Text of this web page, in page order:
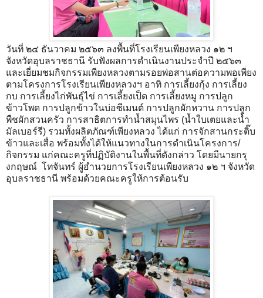
วันที่ ๒๔ ธันวาคม ๒๕๖๓ ลงพื้นที่โรงเรียนเพียงหลวง ๑๒ ฯ
จังหวัดอุบลราชธานี รับฟังผลการดำเนินงานประจำปี ๒๕๖๓
และเยี่ยมชมกิจกรรมเพียงหลวงตามรอยพ่อสานต่อความพอเพียง
ตามโครงการโรงเรียนเพียงหลวงฯ อาทิ การเลี้ยงกุ้ง การเลี้ยง
กบ การเลี้ยงไก่พันธุ์ไข่ การเลี้ยงเป็ด การเลี้ยงหมู การปลูก
ข้าวโพด การปลูกข้าวในบ่อซีเมนต์ การปลูกผักหวาน การปลูก
พืชผักสวนครัว การสาธิตการทำน้ำสมุนไพร (น้ำใบเตยและน้ำ
มัลเบอร์รี) รวมทั้งผลิตภัณฑ์เพียงหลวง ได้แก่ การจักสานกระติ๊บ
ข้าวและเสื่อ พร้อมทั้งได้ให้แนวทางในการดำเนินโครงการ/
กิจกรรม แก่คณะครูที่ปฏิบัติงานในพื้นที่ดังกล่าว โดยมีนายกรุ
งกฤษณ์ โทจันทร์ ผู้อำนวยการโรงเรียนเพียงหลวง ๑๒ ฯ จังหวัด
อุบลราชธานี พร้อมด้วยคณะครูให้การต้อนรับ